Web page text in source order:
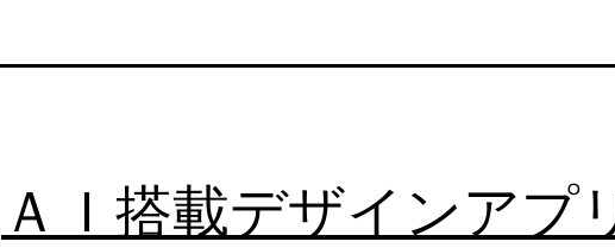
ＡＩ搭載デザインアプ